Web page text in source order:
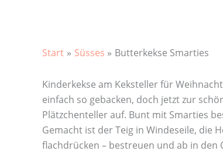
Start Süsses Butterkekse Smarties
Kinderkekse am Keksteller für
einfach so gebacken, doch jetzt zur
Plätzchenteller auf. Bunt mit Smarties
Gemacht ist der Teig in Windeseile, die
flachdrücken – bestreuen und ab in den